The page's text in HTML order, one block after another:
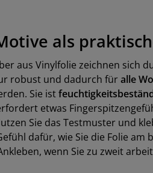
als
aus Vinylfolie zeichnen sich
robust und dadurch füralle
Sie ist
etwas
Sie das Testmuster und
dafür, wie Sie die Folie am
wenn Sie zu zweit